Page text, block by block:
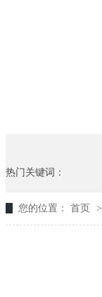
热门关键词：
您的位置： 首页 >